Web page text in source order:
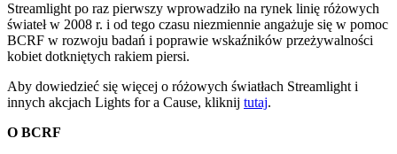
Streamlight po raz pierwszy wprowadziło na rynek linię różowych
świateł w 2008 r. i od tego czasu niezmiennie angażuje się w pomoc
BCRF w rozwoju badań i poprawie wskaźników przeżywalności
kobiet dotkniętych rakiem piersi.
Aby dowiedzieć się więcej o różowych światłach Streamlight i
innych akcjach Lights for a Cause, kliknij tutaj.
O BCRF